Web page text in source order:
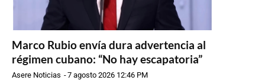
Marco Rubio envía dura advertencia al
régimen cubano: “No hay escapatoria”
Asere Noticias -7 agosto 2026 12:46 PM